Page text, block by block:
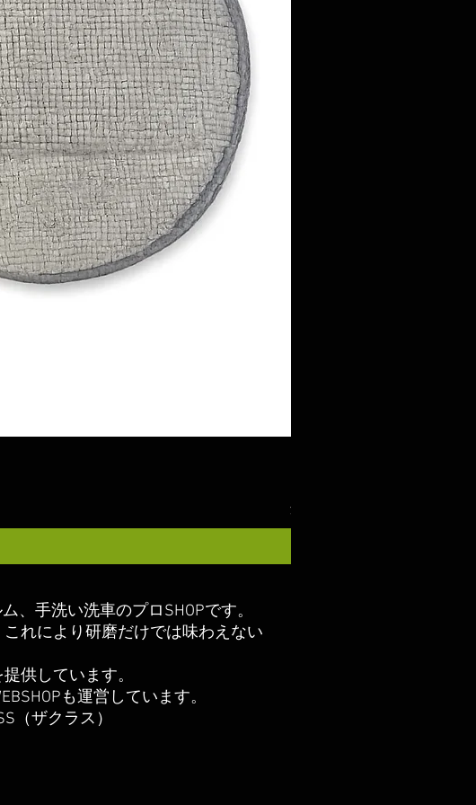
消費税込み
、手洗い洗車のプロSHOPです。
これにより研磨だけでは味わえない
供しています。
も運営しています。
（ザクラス）